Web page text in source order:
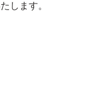
します。